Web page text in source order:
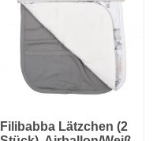
Filibabba Lätzchen (2